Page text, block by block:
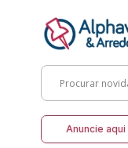
Anuncie aqui